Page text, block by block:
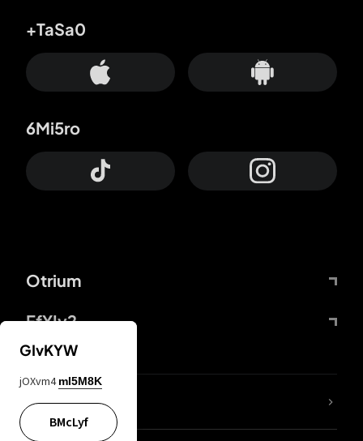
Otrium
FfYIy2
+TaSa0
6Mi5ro
KIjvtr
GIvKYW
jOXvm4 mI5M8K
BMcLyf